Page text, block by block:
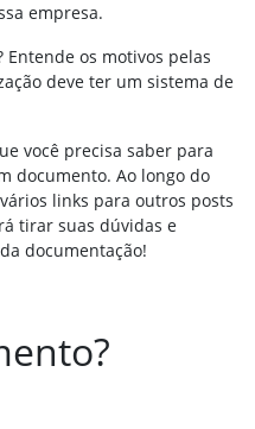
empresa.
Entende os motivos pelas
deve ter um sistema de
você precisa saber para
documento. Ao longo do
links para outros posts
tirar suas dúvidas e
documentação!